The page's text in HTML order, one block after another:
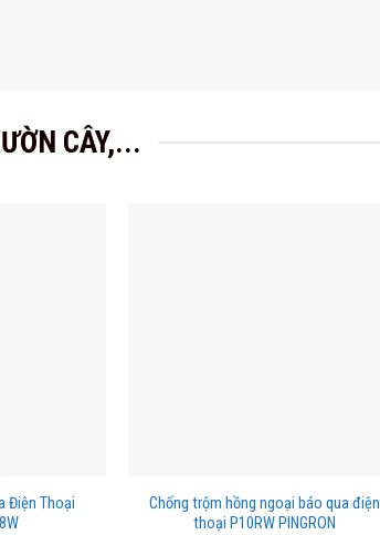
CÂY,...
Điện Thoại
Chống trộm hồng ngoại báo qua điện
thoại P10RW PINGRON